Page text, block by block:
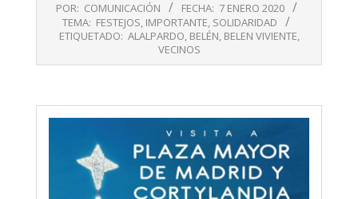
POR: COMUNICACIÓN FECHA: 7 ENERO 2020
TEMA: FESTEJOS, IMPORTANTE, SOLIDARIDAD
ETIQUETADO: ALALPARDO, BELÉN, BELEN VIVIENTE,
VECINOS